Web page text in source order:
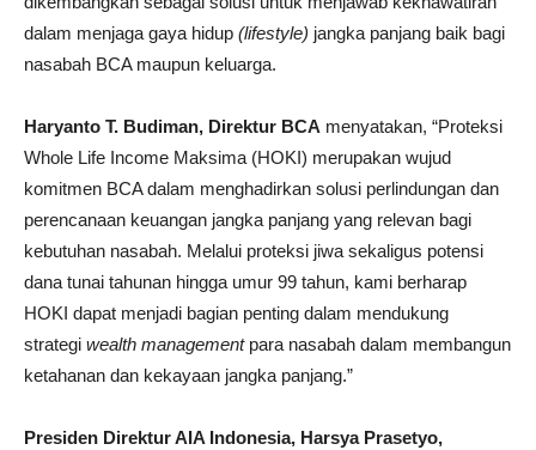
dalam menjaga gaya hidup (lifestyle) jangka panjang baik bagi
nasabah BCA maupun keluarga.
Haryanto T. Budiman, Direktur BCA menyatakan, “Proteksi
Whole Life Income Maksima (HOKI) merupakan wujud
komitmen BCA dalam menghadirkan solusi perlindungan dan
perencanaan keuangan jangka panjang yang relevan bagi
kebutuhan nasabah. Melalui proteksi jiwa sekaligus potensi
dana tunai tahunan hingga umur 99 tahun, kami berharap
HOKI dapat menjadi bagian penting dalam mendukung
strategi wealth managementpara nasabah dalam membangun
ketahanan dan kekayaan jangka panjang.”
Presiden Direktur AIA Indonesia, Harsya Prasetyo,